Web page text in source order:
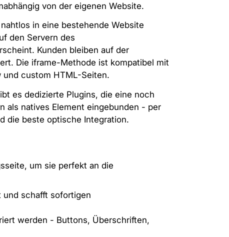
von der eigenen Website.
in eine bestehende Website
den Servern des
Kunden bleiben auf der
Die iframe-Methode ist kompatibel mit
und custom HTML-Seiten.
es dedizierte Plugins, die eine noch
als natives Element eingebunden - per
die beste optische Integration.
um sie perfekt an die
und schafft sofortigen
werden - Buttons, Überschriften,